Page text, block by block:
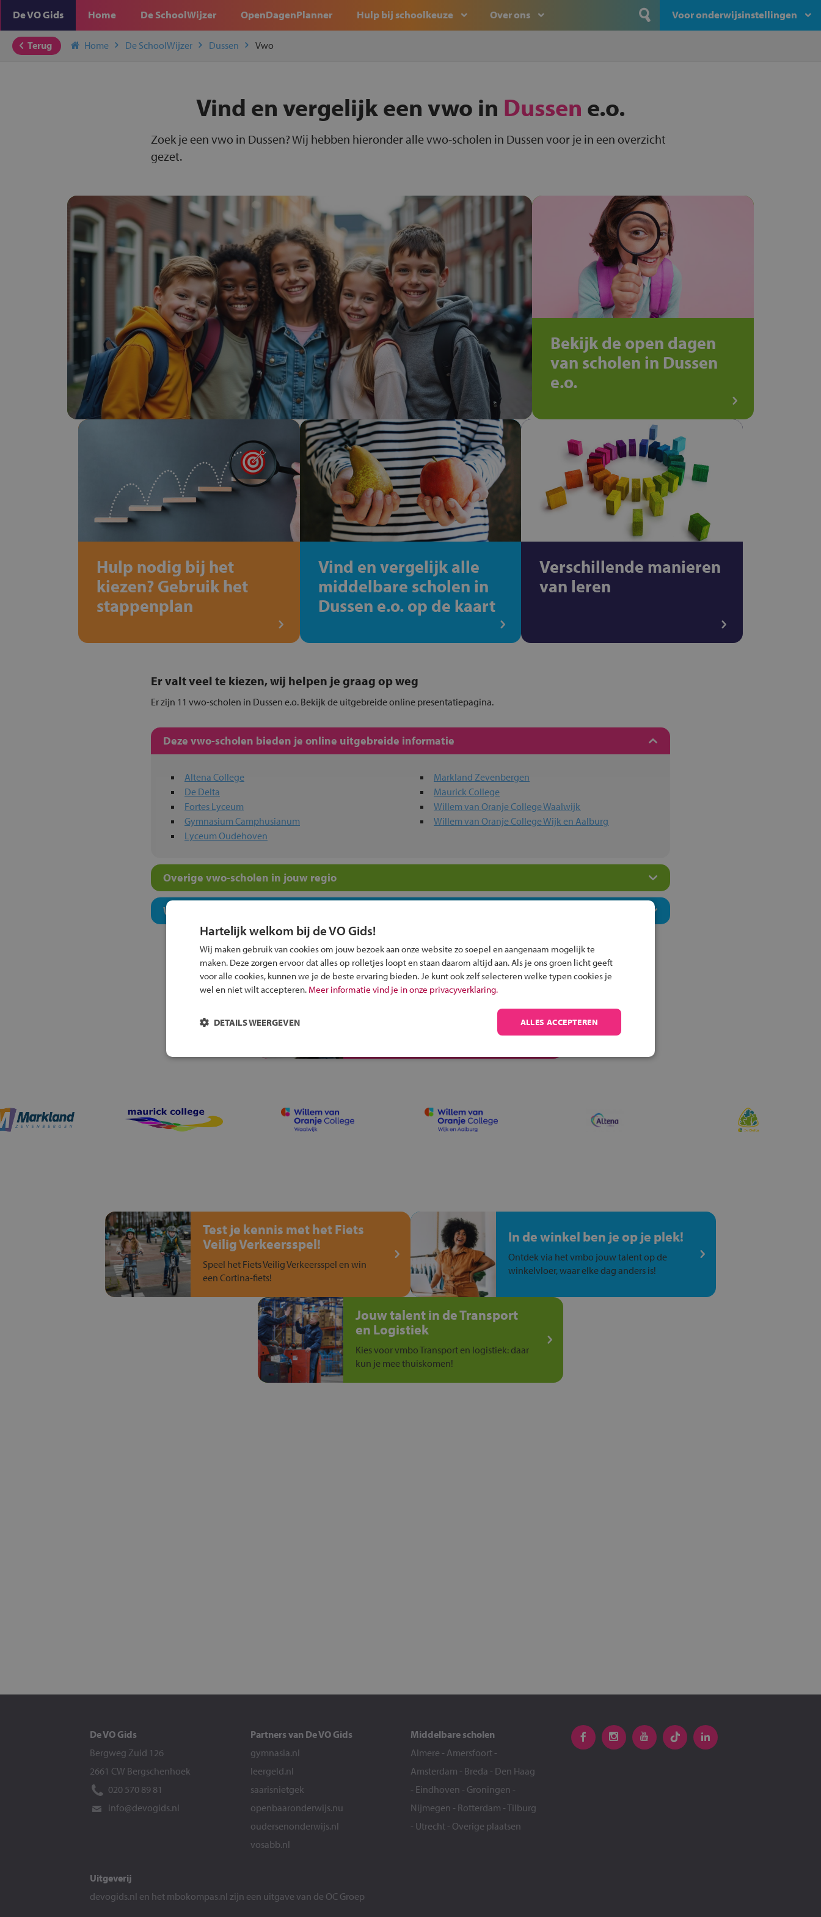
De VO Gids Home De SchoolWijzer OpenDagenPlanner Hulp bij schoolkeuze Over ons Voor onderwijsinstellingen
Terug Home De SchoolWijzer Dussen Vwo
Vind en vergelijk een vwo in Dussen e.o.
Zoek je een vwo in Dussen? Wij hebben hieronder alle vwo-scholen in Dussen voor je in een overzicht
gezet.
Bekijk de open dagen
van scholen in Dussen
e.o.
Hulp nodig bij het
kiezen? Gebruik het
stappenplan
Vind en vergelijk alle
middelbare scholen in
Dussen e.o. op de kaart
Verschillende manieren
van leren
Er valt veel te kiezen, wij helpen je graag op weg
Er zijn 11 vwo-scholen in Dussen e.o. Bekijk de uitgebreide online presentatiepagina.
Deze vwo-scholen bieden je online uitgebreide informatie
Altena College
De Delta
Fortes Lyceum
Gymnasium Camphusianum
Lyceum Oudehoven
Markland Zevenbergen
Maurick College
Willem van Oranje College Waalwijk
Willem van Oranje College Wijk en Aalburg
Overige vwo-scholen in jouw regio
Welk onderwijsconcept past bij jou?
Inschrijven?
Alle informatie om je kind aan te melden bij
Test je kennis met het Fiets
Veilig Verkeersspel!
Speel het Fiets Veilig Verkeersspel en win
een Cortina-fiets!
In de winkel ben je op je plek!
Ontdek via het vmbo jouw talent op de
winkelvloer, waar elke dag anders is!
Jouw talent in de Transport
en Logistiek
Kies voor vmbo Transport en logistiek: daar
kun je mee thuiskomen!
De VO Gids
Bergweg Zuid 126
2661 CW Bergschenhoek
020 570 89 81
info@devogids.nl
Partners van De VO Gids
gymnasia.nl
leergeld.nl
saarisnietgek
openbaaronderwijs.nu
oudersenonderwijs.nl
vosabb.nl
Middelbare scholen
Almere - Amersfoort -
Amsterdam - Breda - Den Haag
- Eindhoven - Groningen -
Nijmegen - Rotterdam -Tilburg
- Utrecht - Overige plaatsen
Uitgeverij
devogids.nl en het mbokompas.nl zijn een uitgave van de OC Groep
Hartelijk welkom bij de VO Gids!
Wij maken gebruik van cookies om jouw bezoek aan onze website zo soepel en aangenaam mogelijk te
maken. Deze zorgen ervoor dat alles op rolletjes loopt en staan daarom altijd aan. Als je ons groen licht geeft
voor alle cookies, kunnen we je de beste ervaring bieden. Je kunt ook zelf selecteren welke typen cookies je
wel en niet wilt accepteren. Meer informatie vind je in onze privacyverklaring.
ALLES ACCEPTEREN
DETAILS WEERGEVEN